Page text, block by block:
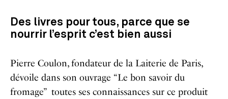
Des livres pour tous, parce que se
nourrir l’esprit c’est bien aussi
Pierre Coulon, fondateur de la Laiterie de Paris,
dévoile dans son ouvrage “Le bon savoir du
fromage” toutes ses connaissances sur ce produit